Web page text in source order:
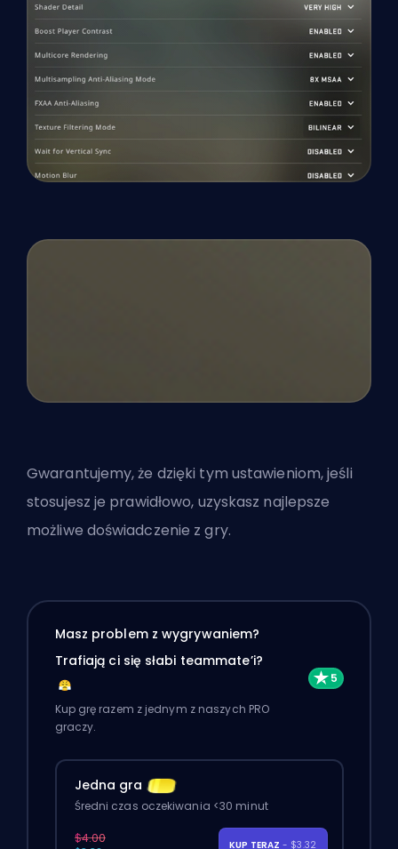
Gwarantujemy, że dzięki tym ustawieniom, jeśli
stosujesz je prawidłowo, uzyskasz najlepsze
możliwe doświadczenie z gry.
Masz problem z wygrywaniem?
Trafiają ci się słabi teammate’i?
Kup grę razem z jednym z naszych PRO
graczy.
Jedna gra
Średni czas oczekiwania <30 minut
$4.00
KUP TERAZ - $3.32